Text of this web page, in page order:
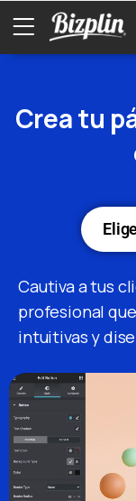
Crea tu
Cautiva a tus
profesional
intuitivas y